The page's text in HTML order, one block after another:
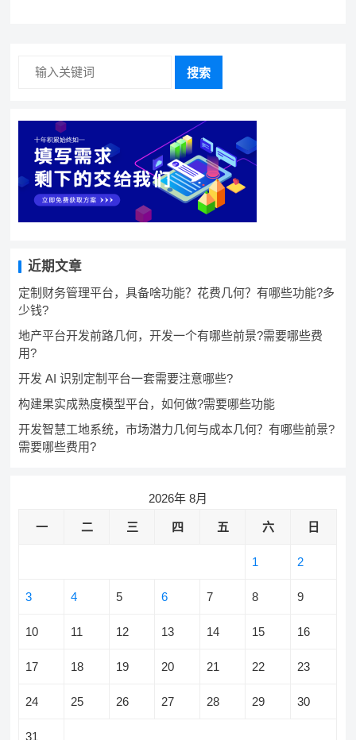
搜索
近期文章
定制财务管理平台，具备啥功能？花费几何？有哪些功能?多
少钱?
地产平台开发前路几何，开发一个有哪些前景?需要哪些费
用?
开发 AI 识别定制平台一套需要注意哪些?
构建果实成熟度模型平台，如何做?需要哪些功能
开发智慧工地系统，市场潜力几何与成本几何？有哪些前景?
需要哪些费用?
2026年 8月
一 二 三 四 五 六 日
1 2
3 4 5 6 7 8 9
10 11 12 13 14 15 16
17 18 19 20 21 22 23
24 25 26 27 28 29 30
31